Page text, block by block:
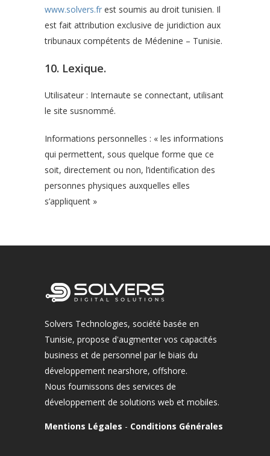
www.solvers.fr est soumis au droit tunisien. Il
est fait attribution exclusive de juridiction aux
tribunaux compétents de Médenine – Tunisie.
10. Lexique.
Utilisateur : Internaute se connectant, utilisant
le site susnommé.
Informations personnelles : « les informations
qui permettent, sous quelque forme que ce
soit, directement ou non, l’identification des
personnes physiques auxquelles elles
s’appliquent »
Solvers Technologies, société basée en
Tunisie, propose d'augmenter vos capacités
business et de personnel par le biais du
développement nearshore, offshore.
Nous fournissons des services de
développement de solutions web et mobiles.
Mentions Légales - Conditions Générales